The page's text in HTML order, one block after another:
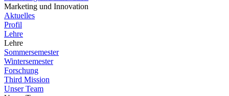
Marketing und Innovation
Aktuelles
Profil
Lehre
Lehre
Sommersemester
Wintersemester
Forschung
Third Mission
Unser Team